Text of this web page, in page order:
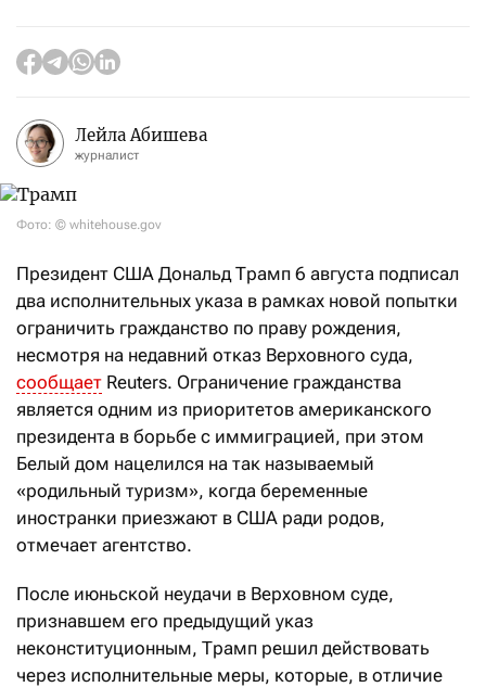
Лейла Абишева
журналист
Фото: © whitehouse.gov
Президент США Дональд Трамп 6 августа подписал
два исполнительных указа в рамках новой попытки
ограничить гражданство по праву рождения,
несмотря на недавний отказ Верховного суда,
сообщает Reuters. Ограничение гражданства
является одним из приоритетов американского
президента в борьбе с иммиграцией, при этом
Белый дом нацелился на так называемый
«родильный туризм», когда беременные
иностранки приезжают в США ради родов,
отмечает агентство.
После июньской неудачи в Верховном суде,
признавшем его предыдущий указ
неконституционным, Трамп решил действовать
через исполнительные меры, которые, в отличие